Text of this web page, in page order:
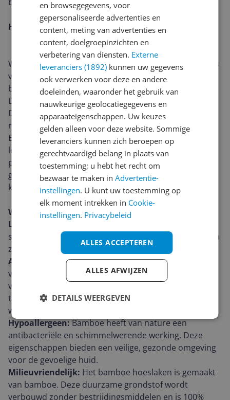
Het belang van een goede nachtrust
We brengen 1/3e van ons leven door in bed. Het is dus
van cruciaal belang om onder het allerbeste
beddengoed te slapen.
Dekbedhoezen van bamboe voelen zijdezacht aan.
Deze luxe zachtheid is onmisbaar voor een goede
nachtrust.
Een goede nachtrust is essentieel voor een gezonde
levensstijl, een goed humeur en om de hele dag door
productief te blijven. Als je bamboe eenmaal hebt
geprobeerd, zal je niet meer terug willen naar
katoenen of polyester beddengoed.
Wonderbaarlijk comfort dankzij bamboe
Luxe gevoel:
stoffen zoals zijde en kasjmier vanwege de gladheid en
zachtheid.
Ademend:
Bamboevezel absorbeert 3-4 keer meer
vocht dan katoen, waardoor het beter ademt in
vergelijking met katoen. Het reguleert de temperatuur
terwijl je slaapt, waardoor je in de winter comfortabel
warm en in de zomer heerlijk koel blijft.
Hypoallergeen:Bamboe heeft van nature een
antibacteriële en schimmelwerende werking. Deze
eigenschappen bieden een veilige, gezonde omgeving
voor de gevoelige huid.
Milieuvriendelijk: Het bamboe hoeslaken is gemaakt
van bamboe. Deze duurzame grondstof wordt
verbouwd zonder bestrijdingsmiddelen en is 100%
en browsegegevens, voor
gepersonaliseerde advertenties en
content, meting van advertenties en
content, doelgroepinzichten en
verbetering van diensten. Externe
leveranciers (1892) kunnen uw gegevens
ook verwerken voor deze en andere
doeleinden, waaronder het gebruik van
nauwkeurige geolocatiegegevens en
apparaateigenschappen. Uw keuzes
gelden alleen voor deze website. Sommige
leveranciers kunnen zich beroepen op
gerechtvaardigd belang in plaats van
toestemming; u hebt het recht om
bezwaar te maken inAdvertentie-
instellingen. U kunt uw toestemming op
elk moment intrekken in Cookie-
instellingen. Privacybeleid
ALLES ACCEPTEREN
ALLES AFWIJZEN
DETAILS WEERGEVEN